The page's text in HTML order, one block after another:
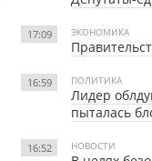
17:09 ЭКОНОМИКА
16:59 ПОЛИТИКА
Лидер
пыталась
16:52 НОВОСТИ